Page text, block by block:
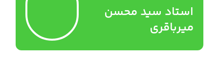
استاد سید محسن
میرباقری